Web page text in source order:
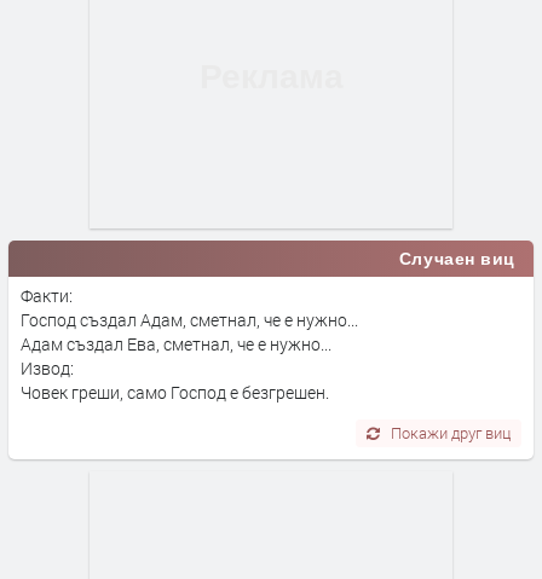
Случаен виц
Факти:
Господ създал Адам, сметнал, че е нужно...
Адам създал Ева, сметнал, че е нужно...
Извод:
Човек греши, само Господ е безгрешен.
Покажи друг виц